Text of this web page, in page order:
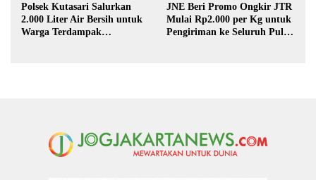
Polsek Kutasari Salurkan
2.000 Liter Air Bersih untuk
Warga Terdampak
JNE Beri Promo Ongkir JTR
Mulai Rp2.000 per Kg untuk
Pengiriman ke Seluruh Pulau